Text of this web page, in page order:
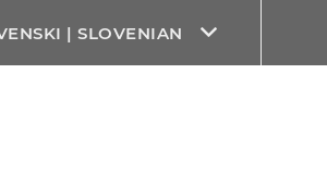
| SLOVENIAN